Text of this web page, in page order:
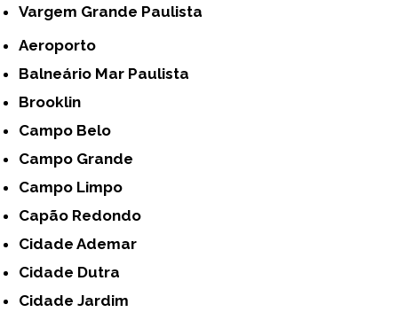
Vargem Grande Paulista
Aeroporto
Balneário Mar Paulista
Brooklin
Campo Belo
Campo Grande
Campo Limpo
Capão Redondo
Cidade Ademar
Cidade Dutra
Cidade Jardim